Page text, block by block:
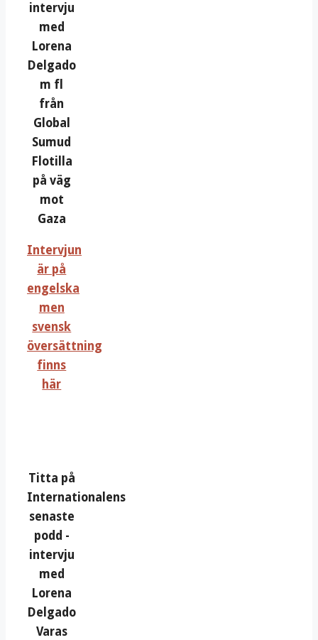
intervju
med
Lorena
Delgado
m fl
från
Global
Sumud
Flotilla
på väg
mot
Gaza
Intervjun
är på
engelska
men
svensk
översättning
finns
här
Titta på
Internationalens
senaste
podd -
intervju
med
Lorena
Delgado
Varas